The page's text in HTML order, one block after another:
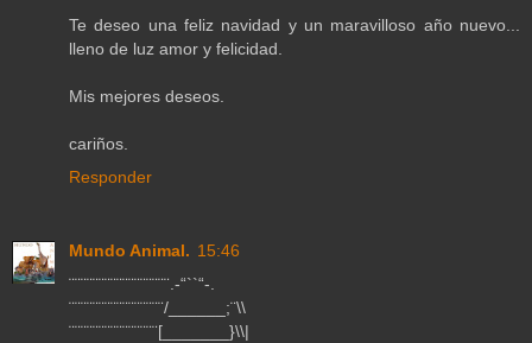
Te deseo una feliz navidad y un maravilloso año nuevo...
lleno de luz amor y felicidad.
Mis mejores deseos.
cariños.
Responder
Mundo Animal. 15:46
¨¨¨¨¨¨¨¨¨¨¨¨¨¨¨¨¨.-“``“-.
¨¨¨¨¨¨¨¨¨¨¨¨¨¨¨¨/______;¨\\
¨¨¨¨¨¨¨¨¨¨¨¨¨¨¨[_______}\\|